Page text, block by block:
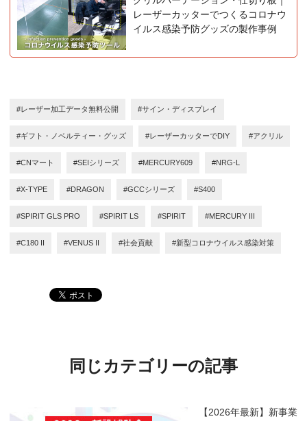
レーザーカッターでつくるコロナウ
イルス感染予防グッズの製作事例
#レーザー加工データ無料公開 #サイン・ディスプレイ
#ギフト・ノベルティー・グッズ #レーザーカッターでDIY #アクリル
#CNマート #SEIシリーズ #MERCURY609 #NRG-L
#X-TYPE #DRAGON #GCCシリーズ #S400
#SPIRIT GLS PRO #SPIRIT LS #SPIRIT #MERCURY III
#C180 II #VENUS II #社会貢献 #新型コロナウイルス感染対策
同じカテゴリーの記事
【2026年最新】新事業